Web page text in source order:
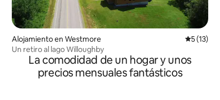
Alojamiento en Westmore
5 (13)
Un retiro al lago Willoughby
La comodidad de un hogar y unos
precios mensuales fantásticos